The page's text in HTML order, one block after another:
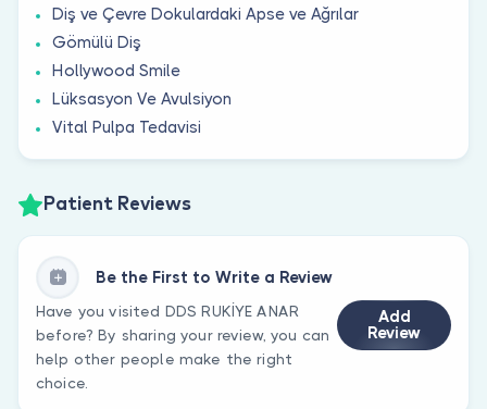
Diş ve Çevre Dokulardaki Apse ve Ağrılar
Gömülü Diş
Hollywood Smile
Lüksasyon Ve Avulsiyon
Vital Pulpa Tedavisi
Patient Reviews
Be the First to Write a Review
Have you visited DDS RUKİYE ANAR
before? By sharing your review, you can
help other people make the right
choice.
Add
Review